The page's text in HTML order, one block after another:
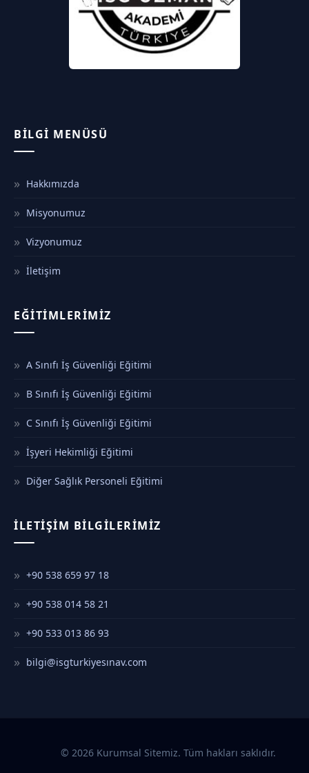
BILGI MENÜSÜ
Hakkımızda
Misyonumuz
Vizyonumuz
İletişim
EĞITIMLERIMIZ
A Sınıfı İş Güvenliği Eğitimi
B Sınıfı İş Güvenliği Eğitimi
C Sınıfı İş Güvenliği Eğitimi
İşyeri Hekimliği Eğitimi
Diğer Sağlık Personeli Eğitimi
İLETIŞIM BILGILERIMIZ
+90 538 659 97 18
+90 538 014 58 21
+90 533 013 86 93
bilgi@isgturkiyesınav.com
© 2026 Kurumsal Sitemiz. Tüm hakları saklıdır.